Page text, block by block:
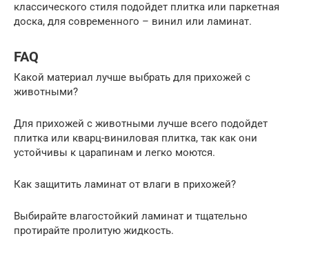
классического стиля подойдет плитка или паркетная
доска, для современного – винил или ламинат.
FAQ
Какой материал лучше выбрать для прихожей с
животными?
Для прихожей с животными лучше всего подойдет
плитка или кварц-виниловая плитка, так как они
устойчивы к царапинам и легко моются.
Как защитить ламинат от влаги в прихожей?
Выбирайте влагостойкий ламинат и тщательно
протирайте пролитую жидкость.